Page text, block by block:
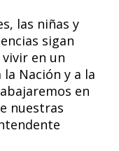
las niñas y
sigan
en un
Nación y a la
en
nuestras